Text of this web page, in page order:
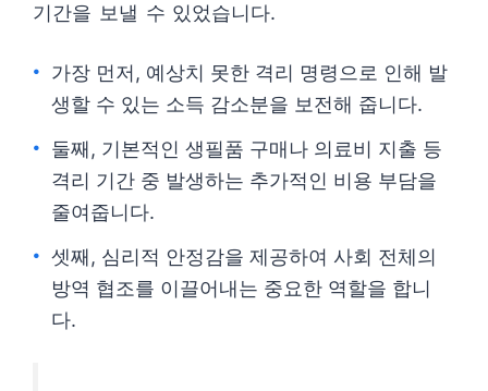
기간을 보낼 수 있었습니다.
가장 먼저, 예상치 못한 격리 명령으로 인해 발
생할 수 있는 소득 감소분을 보전해 줍니다.
둘째, 기본적인 생필품 구매나 의료비 지출 등
격리 기간 중 발생하는 추가적인 비용 부담을
줄여줍니다.
셋째, 심리적 안정감을 제공하여 사회 전체의
방역 협조를 이끌어내는 중요한 역할을 합니
다.